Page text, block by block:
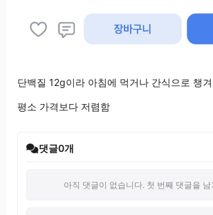
단백질 12g이라 아침에 먹거나 간식으로 챙
평소 가격보다 저렴함
댓글0개
아직 댓글이 없습니다. 첫 번째 댓글을